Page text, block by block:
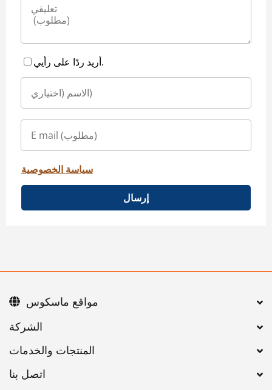
أريد ردًا على رأيي.
سياسة الخصوصية
إرسال
اتصل بنا
مواقع ماسكوس